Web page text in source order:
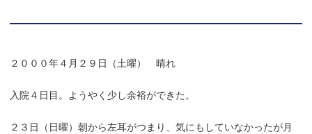
２０００年４月２９日（土曜） 晴れ
入院４日目。ようやく少し余裕ができた。
２３日（日曜）朝から左耳がつまり、気にもしていなかったが月